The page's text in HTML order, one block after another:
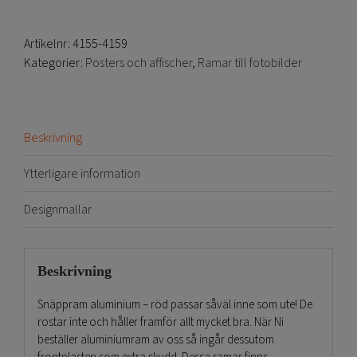
Artikelnr:4155-4159
Kategorier: Posters och affischer, Ramar till fotobilder
Beskrivning
Ytterligare information
Designmallar
Beskrivning
Snäppram aluminium – röd passar såväl inne som ute! De
rostar inte och håller framför allt mycket bra. När Ni
beställer aluminiumram av oss så ingår dessutom